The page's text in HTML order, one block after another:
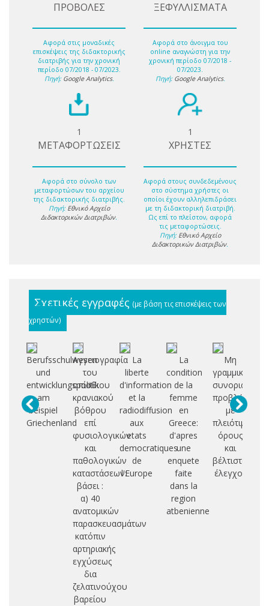
ΠΡΟΒΟΛΕΣ
Αφορά στις μοναδικές
επισκέψεις της διδακτορικής
διατριβής για την χρονική
περίοδο 07/2018 - 07/2023.
Πηγή: Google Analytics.
ΞΕΦΥΛΛΙΣΜΑΤΑ
Αφορά στο άνοιγμα του
online αναγνώστη για την
χρονική περίοδο 07/2018 -
07/2023.
Πηγή: Google Analytics.
1
ΜΕΤΑΦΟΡΤΩΣΕΙΣ
Αφορά στο σύνολο των
μεταφορτώσων του αρχείου
της διδακτορικής διατριβής.
Πηγή: Εθνικό Αρχείο
Διδακτορικών Διατριβών.
1
ΧΡΗΣΤΕΣ
Αφορά στους συνδεδεμένους
στο σύστημα χρήστες οι
οποίοι έχουν αλληλεπιδράσει
με τη διδακτορική διατριβή.
Ως επί το πλείστον, αφορά
τις μεταφορτώσεις.
Πηγή: Εθνικό Αρχείο
Διδακτορικών Διατριβών.
Σχετικές εγγραφές (με βάση τις επισκέψεις των
χρηστών)
Berufsschulwesen
und
entwicklungspolitik
am
beispiel
Griechenland
Αγγειογραφία
του
οπίσθιου
κρανιακού
βόθρου
επί
φυσιολογικών
και
παθολογικών
καταστάσεων:
βάσει :
α) 40
ανατομικών
παρασκευασμάτων
κατόπιν
αρτηριακής
εγχύσεως
δια
ζελατινούχου
βαρείου
La
liberte
d'information
et la
radiodiffusion
aux
etats
democratiques
de
l'Europe
La
condition
de la
femme
en
Greece:
d'apres
une
enquete
faite
dans la
region
atbenienne
Μη
γραμμικά
συνοριακά
προβλήματα
με
πλειότιμους
όρους
και
βέλτιστος
έλεγχος